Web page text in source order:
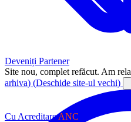
Deveniți Partener
Site nou, complet refăcut. Am
arhiva) (Deschide site-ul vechi)
Cu AcreditareANC